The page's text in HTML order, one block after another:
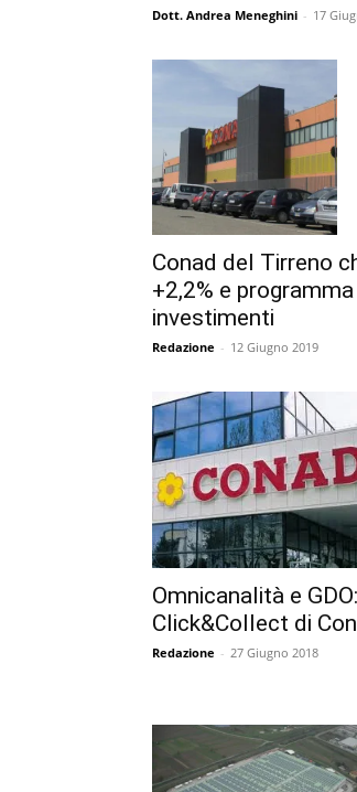
Dott. Andrea Meneghini - 17
Conad del Tirreno
+2,2% e
investimenti
Redazione - 12 Giugno 2019
Omnicanalità e
Click&Collect di
Redazione - 27 Giugno 2018